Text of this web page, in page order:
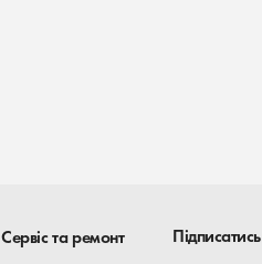
Сервіс та ремонт